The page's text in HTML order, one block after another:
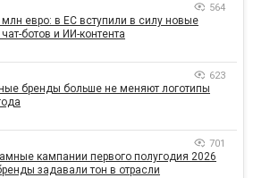
564
евро: в ЕС вступили в силу новые
ботов и ИИ-контента
623
бренды больше не меняют логотипы
701
кампании первого полугодия 2026
задавали тон в отрасли